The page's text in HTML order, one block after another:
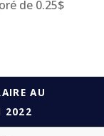
de 0.25$
AU
2022